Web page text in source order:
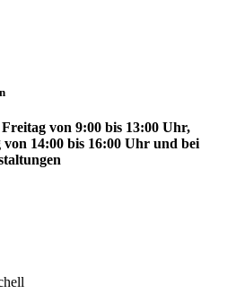
von 9:00 bis 13:00 Uhr,
von 14:00 bis 16:00 Uhr und bei